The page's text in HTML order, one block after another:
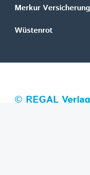
Merkur Versicherung
Wüstenrot
© REGAL